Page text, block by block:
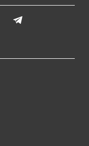
LinkedIn